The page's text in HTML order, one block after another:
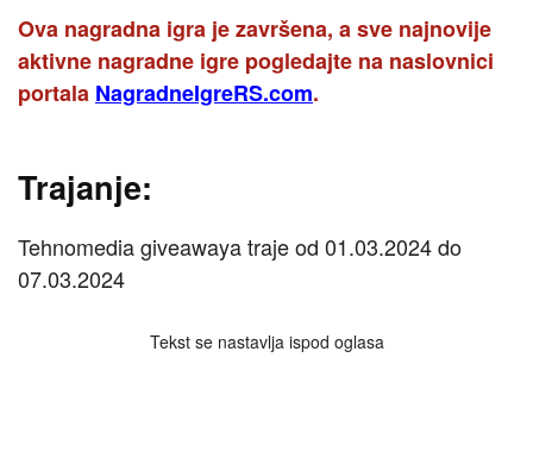
Ova nagradna igra je završena, a sve najnovije
aktivne nagradne igre pogledajte na naslovnici
portala NagradneIgreRS.com.
Trajanje:
Tehnomedia giveawaya traje od 01.03.2024 do
07.03.2024
Tekst se nastavlja ispod oglasa